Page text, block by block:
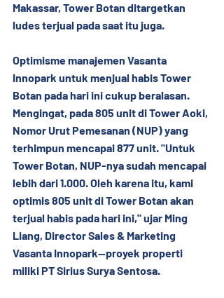
Makassar, Tower Botan ditargetkan
ludes terjual pada saat itu juga.
Optimisme manajemen Vasanta
Innopark untuk menjual habis Tower
Botan pada hari ini cukup beralasan.
Mengingat, pada 805 unit di Tower Aoki,
Nomor Urut Pemesanan (NUP) yang
terhimpun mencapai 877 unit. "Untuk
Tower Botan, NUP-nya sudah mencapai
lebih dari 1.000. Oleh karena itu, kami
optimis 805 unit di Tower Botan akan
terjual habis pada hari ini," ujar Ming
Liang, Director Sales & Marketing
Vasanta Innopark--proyek properti
miliki PT Sirius Surya Sentosa.